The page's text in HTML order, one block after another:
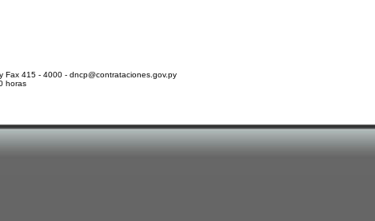
Fax 415 - 4000 - dncp@contrataciones.gov.py
horas